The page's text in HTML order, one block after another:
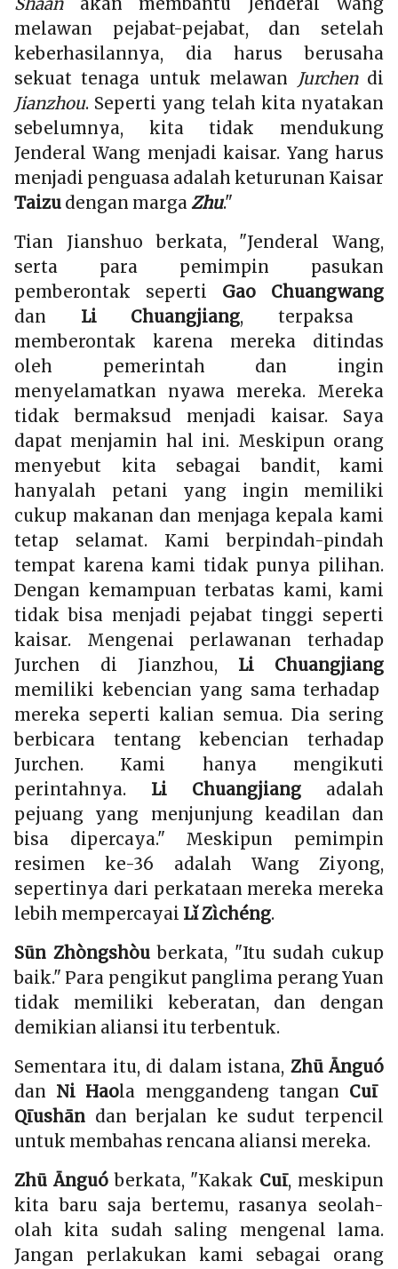
melawan pejabat-pejabat, dan setelah
keberhasilannya, dia harus berusaha
sekuat tenaga untuk melawan
Jurchendi
Jianzhou. Seperti yang telah kita nyatakan
sebelumnya, kita tidak mendukung
Jenderal Wang menjadi kaisar. Yang harus
menjadi penguasa adalah keturunan Kaisar
Taizu dengan margaZhu."
Tian Jianshuo berkata, "Jenderal Wang,
serta para pemimpin pasukan
pemberontak seperti Gao Chuangwang
dan Li Chuangjiang, terpaksa
memberontak karena mereka ditindas
oleh pemerintah dan ingin
menyelamatkan nyawa mereka. Mereka
tidak bermaksud menjadi kaisar. Saya
dapat menjamin hal ini. Meskipun orang
menyebut kita sebagai bandit, kami
hanyalah petani yang ingin memiliki
cukup makanan dan menjaga kepala kami
tetap selamat. Kami berpindah-pindah
tempat karena kami tidak punya pilihan.
Dengan kemampuan terbatas kami, kami
tidak bisa menjadi pejabat tinggi seperti
kaisar. Mengenai perlawanan terhadap
Jurchen di Jianzhou, Li Chuangjiang
memiliki kebencian yang sama terhadap
mereka seperti kalian semua. Dia sering
berbicara tentang kebencian terhadap
Jurchen. Kami hanya mengikuti
perintahnya. Li Chuangjiang adalah
pejuang yang menjunjung keadilan dan
bisa dipercaya." Meskipun pemimpin
resimen ke-36 adalah Wang Ziyong,
sepertinya dari perkataan mereka mereka
lebih mempercayai Lǐ Zìchéng.
Sūn Zhòngshòu berkata, "Itu sudah cukup
baik." Para pengikut panglima perang Yuan
tidak memiliki keberatan, dan dengan
demikian aliansi itu terbentuk.
Sementara itu, di dalam istana, Zhū Ānguó
dan Ni Haola menggandeng tangan Cuī
Qīushān dan berjalan ke sudut terpencil
untuk membahas rencana aliansi mereka.
Zhū Ānguóberkata, "Kakak Cuī, meskipun
kita baru saja bertemu, rasanya seolah-
olah kita sudah saling mengenal lama.
Jangan perlakukan kami sebagai orang